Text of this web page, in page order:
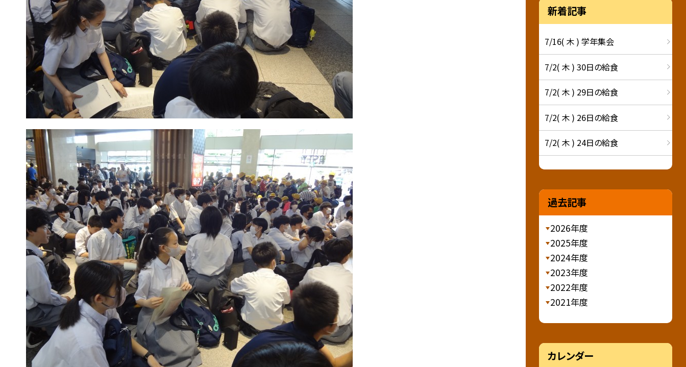
新着記事
7/16( 木 ) 学年集会
7/2( 木 ) 30日の給食
7/2( 木 ) 29日の給食
7/2( 木 ) 26日の給食
7/2( 木 ) 24日の給食
過去記事
2026年度
2025年度
2024年度
2023年度
2022年度
2021年度
カレンダー